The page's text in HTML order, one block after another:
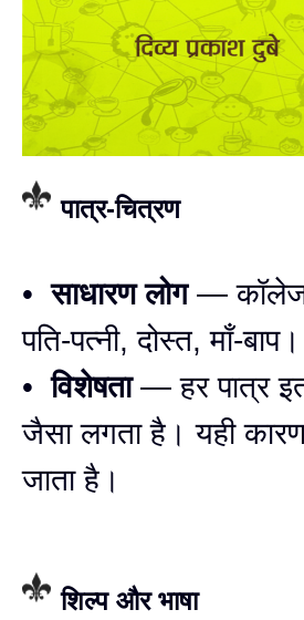
पात्र-चित्रण
•साधारण लोग— कॉलेज
पति-पत्नी, दोस्त, माँ-बाप।
•विशेषता— हर पात्र
जैसा लगता है। यही
जाता है।
शिल्प और भाषा